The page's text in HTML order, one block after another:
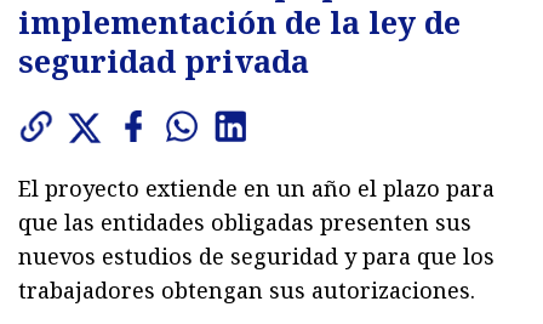
implementación de la ley de
seguridad privada
El proyecto extiende en un año el plazo para
que las entidades obligadas presenten sus
nuevos estudios de seguridad y para que los
trabajadores obtengan sus autorizaciones.